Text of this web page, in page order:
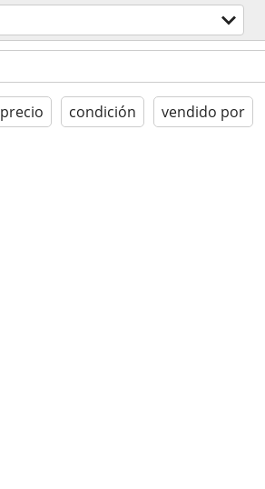
precio condición vendido por